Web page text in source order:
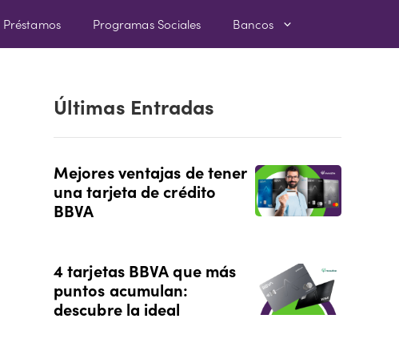
Préstamos Programas Sociales Bancos
Últimas Entradas
Mejores ventajas de tener
una tarjeta de crédito
BBVA
4 tarjetas BBVA que más
puntos acumulan:
descubre la ideal